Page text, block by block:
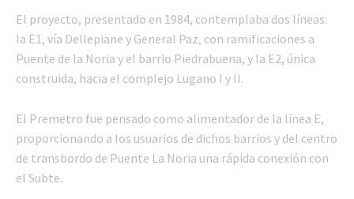
El proyecto, presentado en 1984, contemplaba dos líneas:
la E1, vía Dellepiane y General Paz, con ramificaciones a
Puente de la Noria y el barrio Piedrabuena, y la E2, única
construida, hacia el complejo Lugano I y II.
El Premetro fue pensado como alimentador de la línea E,
proporcionando a los usuarios de dichos barrios y del centro
de transbordo de Puente La Noria una rápida conexión con
el Subte.